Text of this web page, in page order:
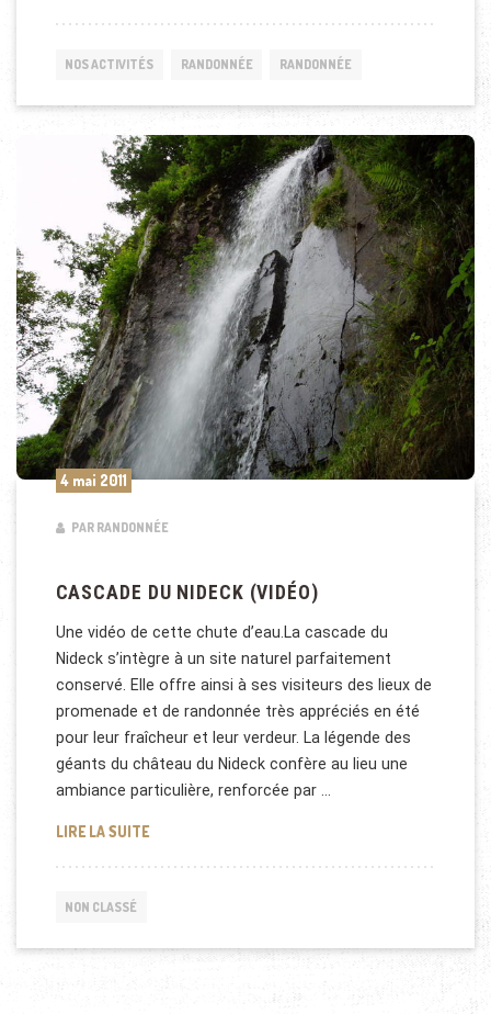
NOS ACTIVITÉS RANDONNÉE RANDONNÉE
4 mai 2011
PAR RANDONNÉE
CASCADE DU NIDECK (VIDÉO)
Une vidéo de cette chute d’eau.La cascade du
Nideck s’intègre à un site naturel parfaitement
conservé. Elle offre ainsi à ses visiteurs des lieux de
promenade et de randonnée très appréciés en été
pour leur fraîcheur et leur verdeur. La légende des
géants du château du Nideck confère au lieu une
ambiance particulière, renforcée par …
LIRE LA SUITECASCADE DU NIDECK (VIDÉO)
NON CLASSÉ